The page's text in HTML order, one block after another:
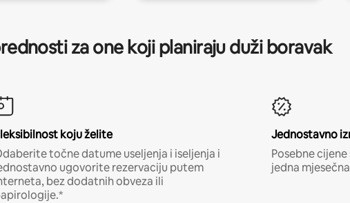
za one koji planiraju duži boravak
koju želite
točne datume useljenja i iseljenja i
ugovorite rezervaciju putem
bez dodatnih obveza ili
Jednostavno
Posebne
jedna